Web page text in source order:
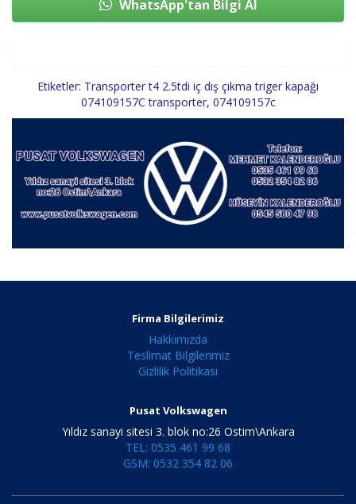
WhatsApp'tan Bilgi Al
Etiketler: Transporter t4 2.5tdi iç dış çıkma triger kapağı
074109157C transporter, 074109157c
Firma Bilgilerimiz
Hakkımızda
Teslimat Bilgilerimiz
Gizlilik Politikası
Pusat Volkswagen
Yıldız sanayi sitesi 3. blok no:26 Ostim\Ankara
TEL: 0535 461 99 68
GSM: 0532 354 82 06